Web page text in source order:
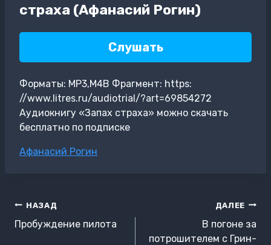
страха (Афанасий Рогин)
Слушать
Форматы: MP3,M4B Фрагмент: https:
//www.litres.ru/audiotrial/?art=69854272
Аудиокнигу «Запах страха» можно скачать
бесплатно по подписке
Метки
Афанасий Рогин
Навигация
по
НАЗАД
Пробуждение пилота
ДАЛЕЕ
В погоне за
потрошителем с Грин-